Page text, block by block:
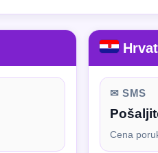
✉ SMS
Cena